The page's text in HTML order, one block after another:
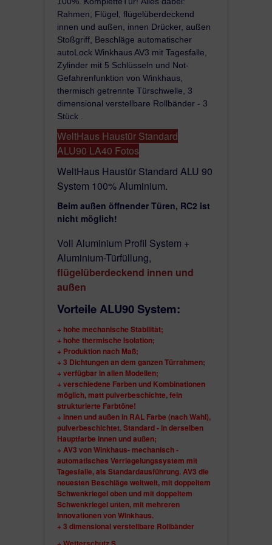
Fakten:
U-Wert der Tür bis 0.88 W/m K.
Sicherheit bis RC2
Schallschutz > 36 dB
Standard
Vollaluminium -Tür-Systeme
aus einem speziellen, sehr starken Aluminium
mit einer Gesamttiefe von 90 mm.
Der Rahmen-Exklusive design
ist sehr schön mitrunden Ecken , in der
gewünschten Farbe, pulverbeschichtet.
Rahmengesamttiefe beträgt83 mm
Aluminium Türschwelle 20 mm hoch und 95
mm tief, mit 3 Dichtungen und 1 Bürste;
ist ein Monoblock mit Aluminiumplatten
lügelüberdeckend innen und außen
für eine hohe Stabilität und lange Zeitdauer;
mit einer Gesamttiefe von
66 mm Aluminium
die Türfüllung eine Kombination von
mehreren Isolations- und
Verstärkungsmaterialien, so dass der gesamte
Monoblock einesehr stabile Konstruktion
3 Fach Verbundsicherheitsglas-
Schallschutzglas Ug 0,5/43dB Standard
satiniert;
die Dekorationen sind aussatiniertem
Edelstahl.
Standard im Preis dabei:
Produktionnach Maß
Flügelüberdeckendes Türblatt
innen und außen
Rahmen, Flügel, flügelüberdeckend
innen und außen, innen Drücker, außen
Stoßgriff, Beschläge automatischer
autoLock Winkhaus AV3 mit Tagesfalle,
Zylinder mit 5 Schlüsseln und Not-
Gefahrenfunktion von Winkhaus,
thermisch getrennte Türschwelle, 3
dimensional verstellbare Rollbänder - 3
Stück .
WeltHaus Haustür Standard
ALU90 LA40 Fotos
WeltHaus Haustür Standard ALU 90
System 100% Aluminium.
Beim außen öffnender Türen, RC2 ist
nicht möglich!
Voll Aluminium Profil System +
Aluminium-Türfüllung,
flügelüberdeckend innen und
außen
Vorteile ALU90 System:
+ hohe mechanische Stabilität;
+ hohe thermische Isolation;
+ Produktion nach Maß;
+ 3 Dichtungen an dem ganzen Türrahmen;
+ verfügbar in allen Modellen;
+ verschiedene Farben und Kombinationen
möglich, matt pulverbeschichte, fein
strukturierte Farbtöne!
+ innen und außen in RAL Farbe (nach Wahl),
pulverbeschichtet. Standard - in derselben
Hauptfarbe innen und außen;
+ AV3 von Winkhaus- mechanisch -
automatisches Verriegelungssystem mit
Tagesfalle, als Standardausführung. AV3 die
neuesten Beschläge weltweit, mit doppeltem
Schwenkriegel oben und mit doppeltem
Schwenkriegel unten, mit mehreren
Innovationen von Winkhaus.
+ 3 dimensional verstellbare Rollbänder